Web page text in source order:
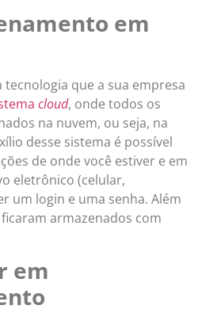
em
que a sua empresa
cloud, onde todos os
na nuvem, ou seja, na
desse sistema é possível
de onde você estiver e em
eletrônico (celular,
um login e uma senha. Além
armazenados com
em